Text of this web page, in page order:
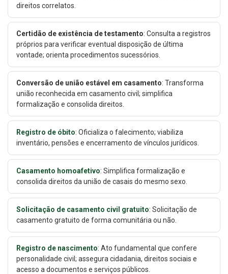
direitos correlatos.
Certidão de existência de testamento: Consulta a registros
próprios para verificar eventual disposição de última
vontade; orienta procedimentos sucessórios.
Conversão de união estável em casamento: Transforma
união reconhecida em casamento civil; simplifica
formalização e consolida direitos.
Registro de óbito: Oficializa o falecimento; viabiliza
inventário, pensões e encerramento de vínculos jurídicos.
Casamento homoafetivo: Simplifica formalização e
consolida direitos da união de casais do mesmo sexo.
Solicitação de casamento civil gratuito: Solicitação de
casamento gratuito de forma comunitária ou não.
Registro de nascimento: Ato fundamental que confere
personalidade civil; assegura cidadania, direitos sociais e
acesso a documentos e serviços públicos.